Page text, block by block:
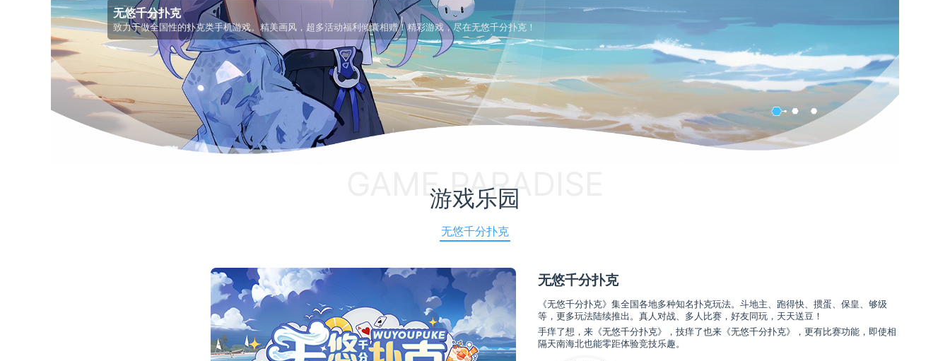
比赛竞技
画风精致，手感流畅，大品牌稳定运营，更有比赛功能可供亲朋好友一起玩耍。精彩游戏，尽在无悠千分扑克！
GAME PARADISE
游戏乐园
无悠千分扑克
无悠千分扑克
《无悠千分扑克》集全国各地多种知名扑克玩法。斗地主、跑得快、掼蛋、保皇、够级
等，更多玩法陆续推出。真人对战、多人比赛，好友同玩，天天送豆！
手痒了想，来《无悠千分扑克》，技痒了也来《无悠千分扑克》，更有比赛功能，即使相
隔天南海北也能零距体验竞技乐趣。